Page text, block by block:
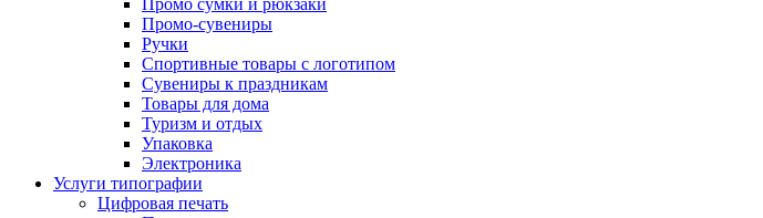
Промо сумки и рюкзаки
Промо-сувениры
Ручки
Спортивные товары с логотипом
Сувениры к праздникам
Товары для дома
Туризм и отдых
Упаковка
Электроника
Услуги типографии
Цифровая печать